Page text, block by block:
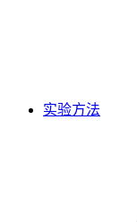
实验方法